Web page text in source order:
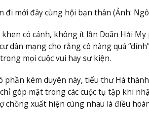
đi mới đây cùng hội bạn thân (Ảnh:
có cánh, không ít lần Doãn Hải
dân mạng cho rằng cô nàng quá
mọi cuộc vui hay sự kiện.
kém duyên này, tiểu thư Hà
góp mặt trong các cuộc tụ tập khi
chồng xuất hiện cùng nhau là điều